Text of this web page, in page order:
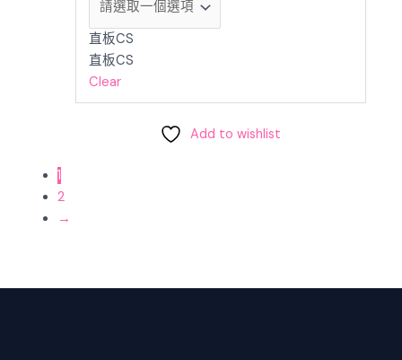
直板CS
直板CS
Clear
Add to wishlist
1
2
→